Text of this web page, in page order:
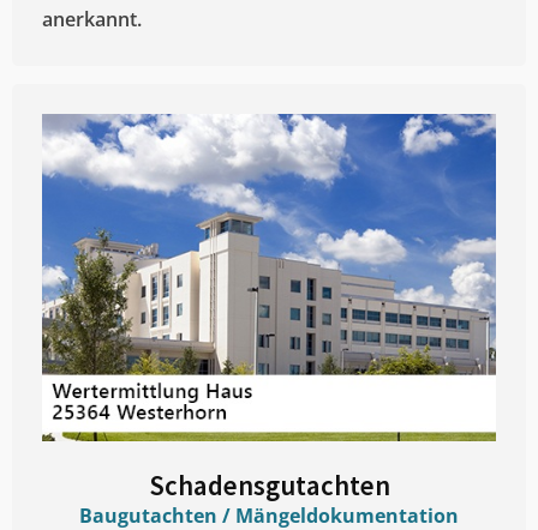
anerkannt.
Schadensgutachten
Baugutachten / Mängeldokumentation